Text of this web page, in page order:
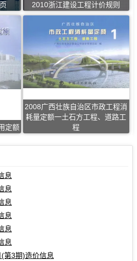
2010浙江建设工程计价规则
定额
2008广西壮族自治区市政工程消
耗量定额一土石方工程、道路工
程
息
息
息
息
息
息
第3期)造价信息